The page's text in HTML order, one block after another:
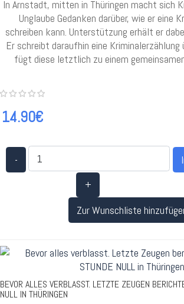
In Arnstadt, mitten in Thüringen macht sich
Unglaube Gedanken darüber, wie er eine
schreiben kann. Unterstützung erhält er
Er schreibt daraufhin eine Kriminalerzählung
fügt diese letztlich zu einem
14.90€
-
+
Zur Wunschliste
BEVOR ALLES VERBLASST. LETZTE ZEUGEN
NULL IN THÜRINGEN